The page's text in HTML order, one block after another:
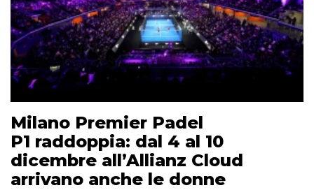
Milano Premier Padel
P1 raddoppia: dal 4 al 10
dicembre all’Allianz Cloud
arrivano anche le donne